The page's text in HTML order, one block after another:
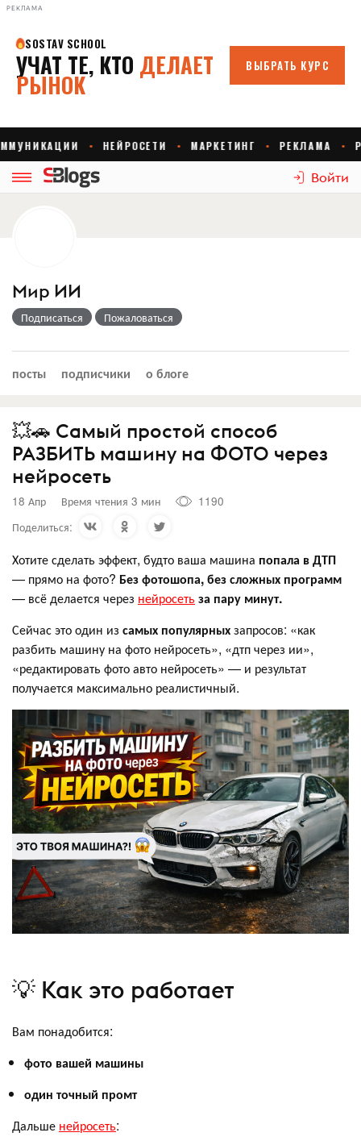
РЕКЛАМА
Войти
Мир ИИ
Подписаться Пожаловаться
посты подписчики о блоге
💥🚗 Самый простой способ
РАЗБИТЬ машину на ФОТО через
нейросеть
18 Апр Время чтения 3 мин
1190
Поделиться:
Хотите сделать эффект, будто ваша машина попала в ДТП
— прямо на фото? Без фотошопа, без сложных программ
— всё делается через нейросеть за пару минут.
Сейчас это один из самых популярныхзапросов: «как
разбить машину на фото нейросеть», «дтп через ии»,
«редактировать фото авто нейросеть» — и результат
получается максимально реалистичный.
💡 Как это работает
Вам понадобится:
фото вашей машины
один точный промт
Дальше нейросеть: